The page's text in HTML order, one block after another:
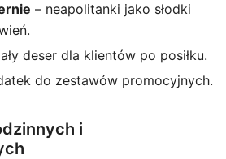
– neapolitanki jako słodki
deser dla klientów po posiłku.
do zestawów promocyjnych.
i